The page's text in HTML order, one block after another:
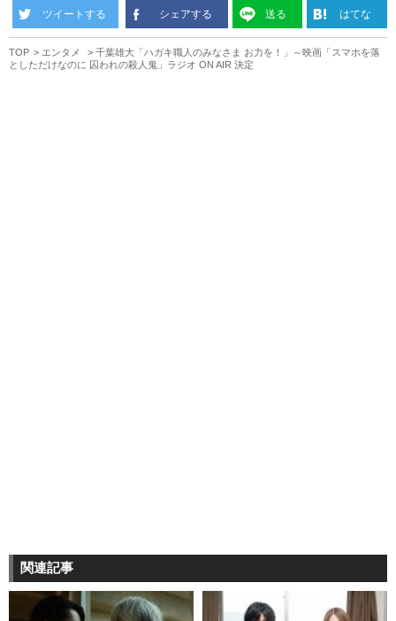
ツイートする シェアする 送る はてな
TOP エンタメ
千葉雄大「ハガキ職人のみなさま お力を！」～映画「スマホを落
としただけなのに 囚われの殺人鬼」ラジオ ON AIR 決定
関連記事